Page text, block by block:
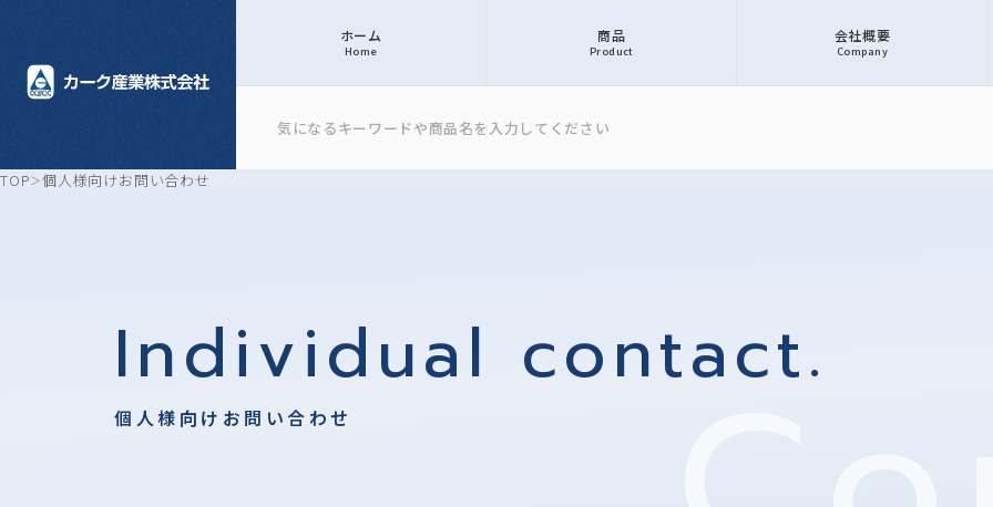
ホーム
Home
商品
Product
会社概要
Company
TOP 個人様向けお問い合わせ
Individual contact.
個人様向けお問い合わせ